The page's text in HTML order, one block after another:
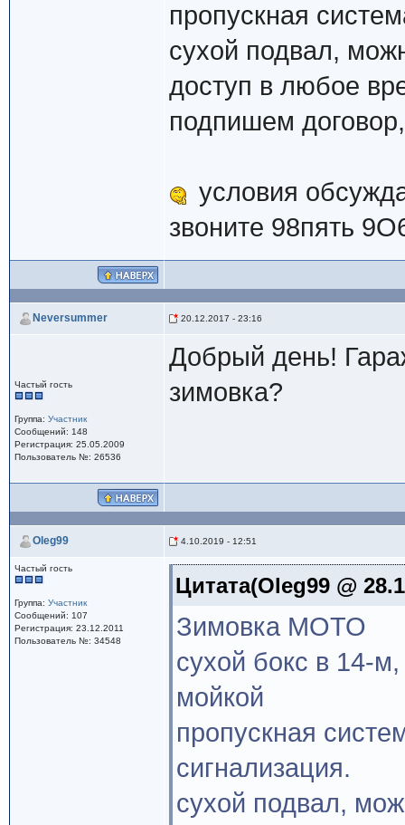
пропускная
сухой подвал,
доступ в любое
подпишем
условия
звоните 98пять
Neversummer 20.12.2017 - 23:16
Частый гость
Группа: Участник
Сообщений: 148
Регистрация: 25.05.2009
Пользователь №: 26536
Добрый день!
зимовка?
Oleg99 4.10.2019 - 12:51
Частый гость
Группа: Участник
Сообщений: 107
Регистрация: 23.12.2011
Пользователь №: 34548
Цитата(Oleg99 @
Зимовка МОТО
сухой бокс в 14-
мойкой
пропускная
сигнализация.
сухой подвал,